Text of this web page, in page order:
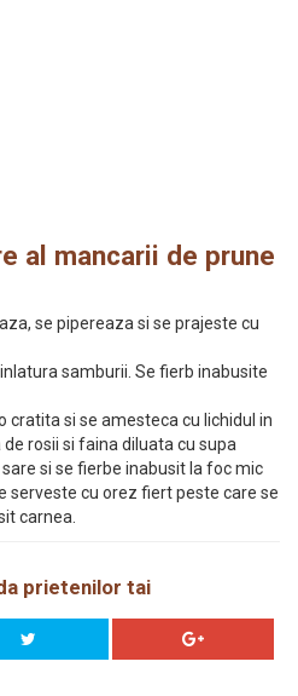
al mancarii de prune
se pipereaza si se prajeste cu
samburii. Se fierb inabusite
cratita si se amesteca cu lichidul in
rosii si faina diluata cu supa
si se fierbe inabusit la foc mic
serveste cu orez fiert peste care se
carnea.
prietenilor tai